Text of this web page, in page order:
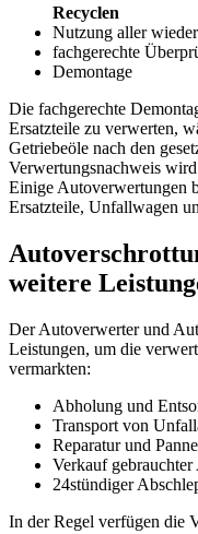
Recyclen
Nutzung aller
fachgerechte
Demontage
Die fachgerechte
Ersatzteile zu verwerten,
Getriebeöle nach den
Verwertungsnachweis
Einige Autoverwertungen
Ersatzteile, Unfallwagen
weitere
Der Autoverwerter und
Leistungen, um die
vermarkten:
Abholung und
Transport von
Reparatur und
Verkauf
24stündiger
In der Regel verfügen die